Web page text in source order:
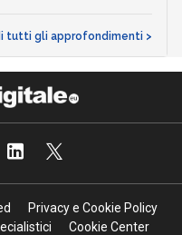
tutti gli approfondimenti >
Privacy e Cookie Policy
Cookie Center